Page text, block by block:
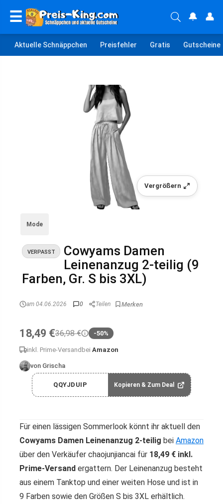
☰ 🔔 👤
Aktuelle Schnäppchen Preisfehler Gratis Gutscheine
Vergrößern
Mode
VERPASST
Cowyams Damen
Leinenanzug 2-teilig (9
Farben, Gr. S bis 3XL)
am 04.06.2026 0 Teilen
18,49 €36,98 € -50%
inkl. Prime-Versand bei Amazon
von Grischa
QQYJDUIP Kopieren & Zum Deal
Für einen lässigen Sommerlook könnt ihr aktuell den
Cowyams Damen Leinenanzug 2-teilig bei Amazon
über den Verkäufer chaojunjiancai für 18,49 € inkl.
Prime-Versand ergattern. Der Leinenanzug besteht
aus einem Tanktop und einer weiten Hose und ist in
9 Farben sowie den Größen S bis 3XL erhältlich.